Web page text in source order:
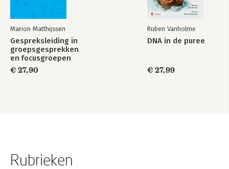
Marion Matthijssen
Gespreksleiding in
groepsgesprekken
en focusgroepen
€ 27,90
Ruben Vanholme
DNA in de puree
€ 27,99
Rubrieken